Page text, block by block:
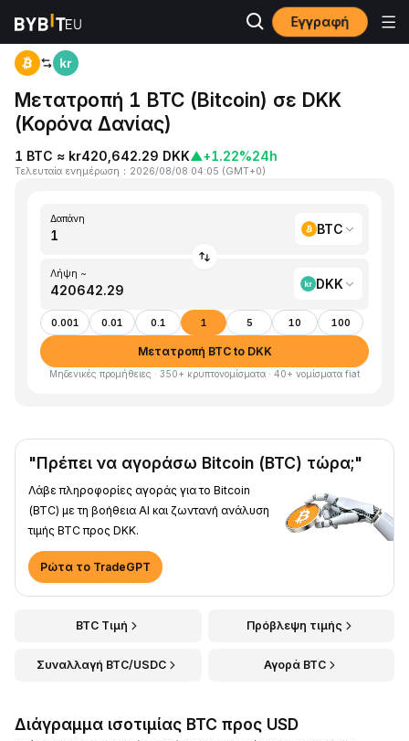
Εγγραφή
Αρχική BTC to DKK
Μετατροπή 1 BTC (Bitcoin) σε DKK
(Κορόνα Δανίας)
1 BTC ≈ kr420,642.29 DKK▲+1.22%24h
Τελευταία ενημέρωση ： 2026/08/08 04:05 (GMT+0)
Δαπάνη
BTC
Λήψη ~
DKK
0.001 0.01 0.1 1 5 10 100
Μετατροπή BTC to DKK
Μηδενικές προμήθειες · 350+ κρυπτονομίσματα · 40+ νομίσματα fiat
"Πρέπει να αγοράσω Bitcoin (BTC) τώρα;"
Λάβε πληροφορίες αγοράς για το Bitcoin
(BTC) με τη βοήθεια AI και ζωντανή ανάλυση
τιμής BTC προς DKK.
Ρώτα το TradeGPT
BTC Τιμή Πρόβλεψη τιμής
Συναλλαγή BTC/USDC Αγορά BTC
Διάγραμμα ισοτιμίας BTC προς USD